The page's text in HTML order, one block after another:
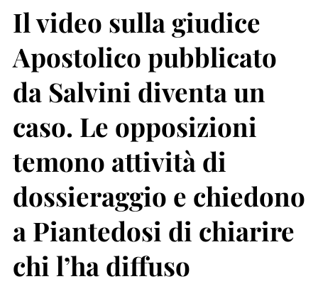
Il video sulla giudice
Apostolico pubblicato
da Salvini diventa un
caso. Le opposizioni
temono attività di
dossieraggio e chiedono
a Piantedosi di chiarire
chi l’ha diffuso